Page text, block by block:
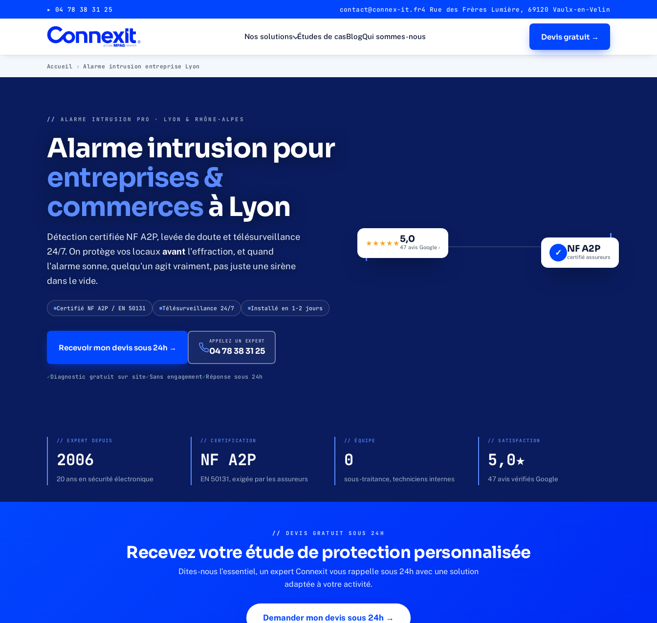
▸ 04 78 38 31 25 contact@connex-it.fr4 Rue des Frères Lumière, 69120 Vaulx-en-Velin
Nos solutions Études de casBlogQui sommes-nous Devis gratuit →
Accueil › Alarme intrusion entreprise Lyon
// ALARME INTRUSION PRO · LYON & RHÔNE-ALPES
Alarme intrusion pour
entreprises &
commercesà Lyon
Détection certifiée NF A2P, levée de doute et télésurveillance
24/7. On protège vos locauxavant l'effraction, et quand
l'alarme sonne, quelqu'un agit vraiment, pas juste une sirène
dans le vide.
Certifié NF A2P / EN 50131 Télésurveillance 24/7 Installé en 1-2 jours
Recevoir mon devis sous 24h →
APPELEZ UN EXPERT
04 78 38 31 25
Diagnostic gratuit sur site Sans engagement Réponse sous 24h
ZONE A · ENTRÉE PRINCIPALE ARMÉ
69 · LYON & AURA
✓ NF A2P
certifié assureurs
★★★★★5,0
47 avis Google ›
// EXPERT DEPUIS
2006
20 ans en sécurité électronique
// CERTIFICATION
NF A2P
EN 50131, exigée par les assureurs
// ÉQUIPE
0
sous-traitance, techniciens internes
// SATISFACTION
5,0★
47 avis vérifiés Google
// DEVIS GRATUIT SOUS 24H
Recevez votre étude de protection personnalisée
Dites-nous l'essentiel, un expert Connexit vous rappelle sous 24h avec une solution
adaptée à votre activité.
Demander mon devis sous 24h →